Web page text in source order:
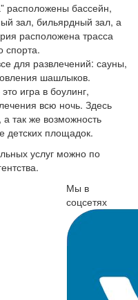
расположены бассейн,
зал, бильярдный зал, а
расположена трасса
спорта.
для развлечений: сауны,
шашлыков.
игра в боулинг,
всю ночь. Здесь
так же возможность
детских площадок.
услуг можно по
Мы в
соцсетях